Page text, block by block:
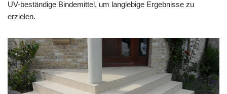
UV-beständige Bindemittel, um langlebige Ergebnisse zu
erzielen.